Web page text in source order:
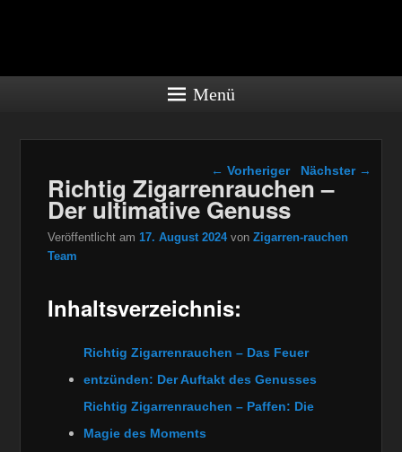
– Die
Welt der
Zigarren
Tabakblättern, ist mehr als nur
Jahrhunderten …
Menü
Beitragsnavigation
← Vorheriger Nächster →
Richtig Zigarrenrauchen –
Der ultimative Genuss
Veröffentlicht am 17. August 2024 vonZigarren-rauchen
Team
Inhaltsverzeichnis:
Richtig Zigarrenrauchen – Das Feuer
entzünden: Der Auftakt des Genusses
Richtig Zigarrenrauchen – Paffen: Die
Magie des Moments